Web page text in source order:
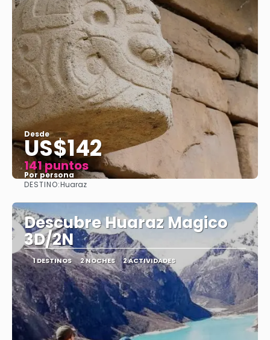
Desde
US$142
141 puntos
Por persona
DESTINO:Huaraz
Descubre Huaraz Magico
3D/2N
1 DESTINOS 2 NOCHES 2 ACTIVIDADES